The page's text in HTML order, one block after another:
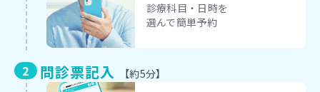
診療科目・日時を
選んで簡単予約
問診票記入 【約5分】